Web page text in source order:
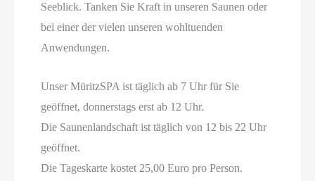
Seeblick. Tanken Sie Kraft in unseren Saunen oder
bei einer der vielen unseren wohltuenden
Anwendungen.
Unser MüritzSPA ist täglich ab 7 Uhr für Sie
geöffnet, donnerstags erst ab 12 Uhr.
Die Saunenlandschaft ist täglich von 12 bis 22 Uhr
geöffnet.
Die Tageskarte kostet 25,00 Euro pro Person.